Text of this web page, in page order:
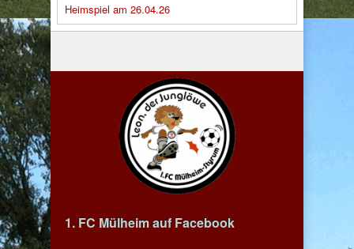
Heimspiel am 26.04.26
1. FC Mülheim auf Facebook